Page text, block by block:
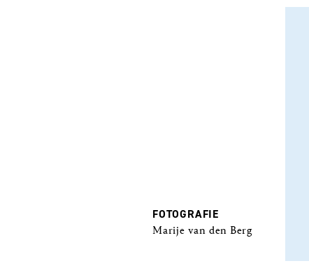
FOTOGRAFIE
Marije van den Berg